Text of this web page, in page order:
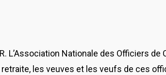
L’Association Nationale des Officiers
les veuves et les veufs de ces